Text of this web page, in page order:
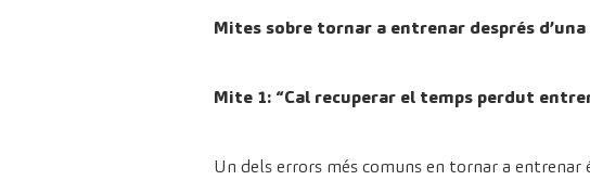
Mites sobre tornar a entrenar després
Mite 1: “Cal recuperar el temps perdut
Un dels errors més comuns en tornar a